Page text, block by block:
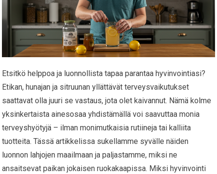
Etsitkö helppoa ja luonnollista tapaa parantaa hyvinvointiasi?
Etikan, hunajan ja sitruunan yllättävät terveysvaikutukset
saattavat olla juuri se vastaus, jota olet kaivannut. Nämä kolme
yksinkertaista ainesosaa yhdistämällä voi saavuttaa monia
terveyshyötyjä – ilman monimutkaisia rutiineja tai kalliita
tuotteita. Tässä artikkelissa sukellamme syvälle näiden
luonnon lahjojen maailmaan ja paljastamme, miksi ne
ansaitsevat paikan jokaisen ruokakaapissa. Miksi hyvinvointi